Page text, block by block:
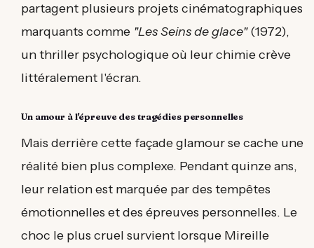
partagent plusieurs projets cinématographiques
marquants comme "Les Seins de glace"(1972),
un thriller psychologique où leur chimie crève
littéralement l'écran.
Un amour à l'épreuve des tragédies personnelles
Mais derrière cette façade glamour se cache une
réalité bien plus complexe. Pendant quinze ans,
leur relation est marquée par des tempêtes
émotionnelles et des épreuves personnelles. Le
choc le plus cruel survient lorsque Mireille